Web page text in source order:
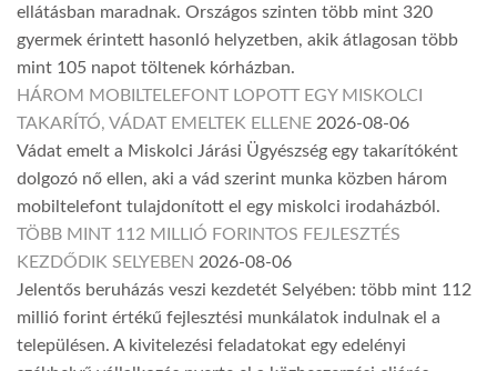
ellátásban maradnak. Országos szinten több mint 320
gyermek érintett hasonló helyzetben, akik átlagosan több
mint 105 napot töltenek kórházban.
HÁROM MOBILTELEFONT LOPOTT EGY MISKOLCI
TAKARÍTÓ, VÁDAT EMELTEK ELLENE 2026-08-06
Vádat emelt a Miskolci Járási Ügyészség egy takarítóként
dolgozó nő ellen, aki a vád szerint munka közben három
mobiltelefont tulajdonított el egy miskolci irodaházból.
TÖBB MINT 112 MILLIÓ FORINTOS FEJLESZTÉS
KEZDŐDIK SELYEBEN 2026-08-06
Jelentős beruházás veszi kezdetét Selyében: több mint 112
millió forint értékű fejlesztési munkálatok indulnak el a
településen. A kivitelezési feladatokat egy edelényi